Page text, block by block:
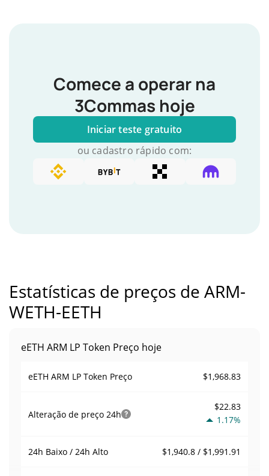
Comece a operar na
3Commas hoje
Iniciar teste gratuito
ou cadastro rápido com:
Estatísticas de preços de ARM-
WETH-EETH
eETH ARM LP Token Preço hoje
eETH ARM LP Token Preço $1,968.83
Alteração de preço 24h
$22.83
1.17%
24h Baixo / 24h Alto $1,940.8 / $1,991.91